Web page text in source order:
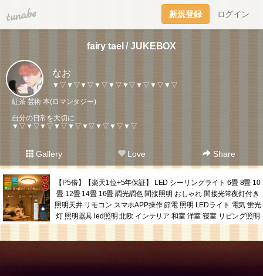
tuna.be 新規登録 ログイン
fairy tael / JUKEBOX
なお
▼▽▼▽▼▽▼▽▼▽▼▽▼▽▼▽▼▽
紅茶 芸術 本(ロマンタジー)
自分の日常を大切に
▼▽▼▽▼▽▼▽▼▽▼▽▼▽▼▽▼▽
Gallery Love Share
【P5倍】【楽天1位+5年保証】 LED シーリングライト 6畳 8畳 10
畳 12畳 14畳 16畳 調光調色 間接照明 おしゃれ 間接光常夜灯付き
照明天井 リモコン スマホAPP操作 節電 照明 LEDライト 電気 蛍光
灯 照明器具 led照明 北欧 インテリア 和室 洋室 寝室 リビング照明